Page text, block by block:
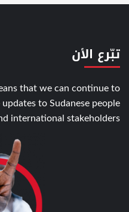
تبّرع الأن
that we can continue to
to Sudanese people
international stakeholders.